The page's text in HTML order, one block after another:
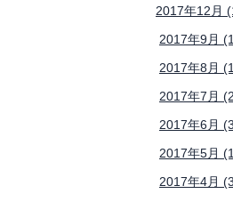
2017年12月
2017年9月
2017年8月
2017年7月
2017年6月
2017年5月
2017年4月